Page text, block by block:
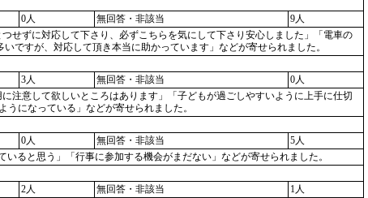
0人 無回答・非該当
9人
せずに対応して下さり、必ずこちらを気にして下さり安心しました」「電車の
ですが、対応して頂き本当に助かっています」などが寄せられました。
3人 無回答・非該当
0人
注意して欲しいところはあります」「子どもが過ごしやすいように上手に仕切
になっている」などが寄せられました。
0人 無回答・非該当
5人
ると思う」「行事に参加する機会がまだない」などが寄せられました。
2人 無回答・非該当
1人